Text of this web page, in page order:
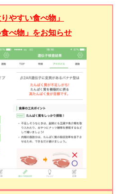
やすい食べ物」
食べ物」をお知らせ